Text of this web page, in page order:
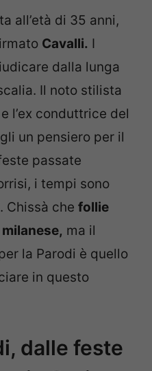
all’età di 35 anni,
Cavalli. I
dalla lunga
Il noto stilista
e l’ex conduttrice del
un pensiero per il
passate
i tempi sono
Chissà che follie
ma il
la Parodi è quello
in questo
dalle feste